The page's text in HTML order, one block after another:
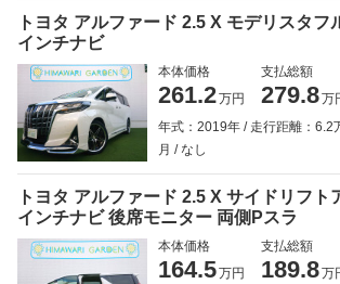
トヨタ アルファード 2.5 X モデリスタフ
インチナビ
本体価格
261.2万円
支払総額
279.8万
年式：2019年
走行距離：6.2
月
なし
トヨタ アルファード 2.5 X サイドリフト
インチナビ 後席モニター 両側Pスラ
本体価格
164.5万円
支払総額
189.8万